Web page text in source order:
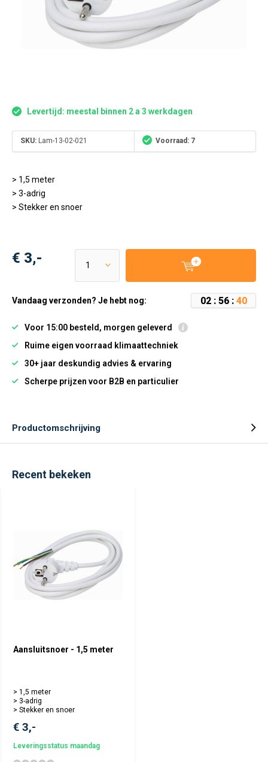
Levertijd: meestal binnen 2 a 3 werkdagen
SKU: Lam-13-02-021 Voorraad: 7
> 1,5 meter
> 3-adrig
> Stekker en snoer
€ 3,-
Vandaag verzonden? Je hebt nog: 02: 56: 39
Voor 15:00 besteld, morgen geleverd
Ruime eigen voorraad klimaattechniek
30+ jaar deskundig advies & ervaring
Scherpe prijzen voor B2B en particulier
Productomschrijving
Recent bekeken
Aansluitsnoer - 1,5 meter
> 1,5 meter
> 3-adrig
> Stekker en snoer
€ 3,-
Leveringsstatus maandag